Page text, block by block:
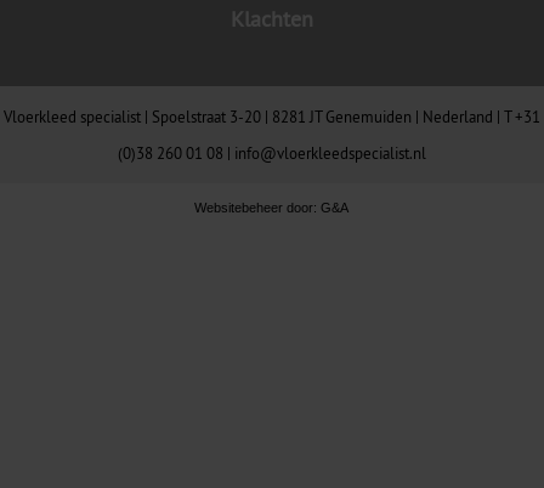
Klachten
Vloerkleed specialist | Spoelstraat 3-20 | 8281 JT Genemuiden | Nederland | T +31
(0)38 260 01 08 | info@vloerkleedspecialist.nl
Websitebeheer door:G&A